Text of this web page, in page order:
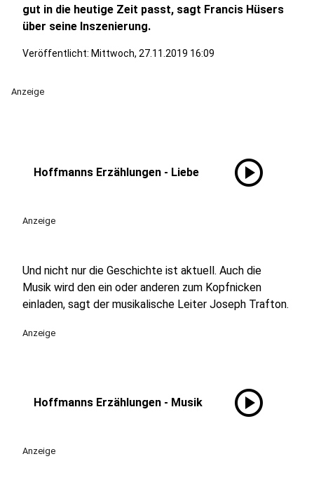
gut in die heutige Zeit passt, sagt Francis Hüsers
über seine Inszenierung.
Veröffentlicht: Mittwoch, 27.11.2019 16:09
Anzeige
Hoffmanns Erzählungen - Liebe play_circle
Anzeige
Und nicht nur die Geschichte ist aktuell. Auch die
Musik wird den ein oder anderen zum Kopfnicken
einladen, sagt der musikalische Leiter Joseph Trafton.
Anzeige
Hoffmanns Erzählungen - Musik play_circle
Anzeige